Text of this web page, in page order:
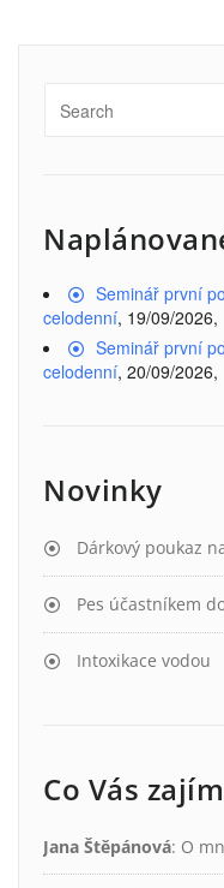
Seminář první
celodenní, 19/09/2026,
Seminář první
celodenní, 20/09/2026,
Novinky
Dárkový poukaz
Pes účastníkem
Intoxikace vodou
Co Vás
Jana Štěpánová: O